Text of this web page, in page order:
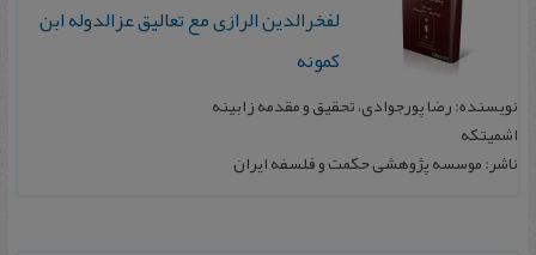
لفخرالدین‌ الرازی‌ مع‌ تعالیق‌ عزالدوله‌ ابن‌
کمونه
نویسنده: رضا پورجوادی، تحقیق‌ و مقدمه‌ زابینه‌
اشمیتکه‌
ناشر: موسسه‌ پژوهشی‌ حکمت‌ و فلسفه‌ ایران‌